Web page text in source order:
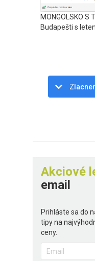
MONGOLSKO S
Budapešti s
Akciové
email
Prihláste sa do
tipy na
ceny.